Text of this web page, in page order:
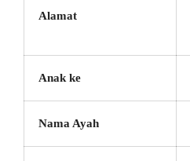
Alamat
Anak ke
Nama Ayah